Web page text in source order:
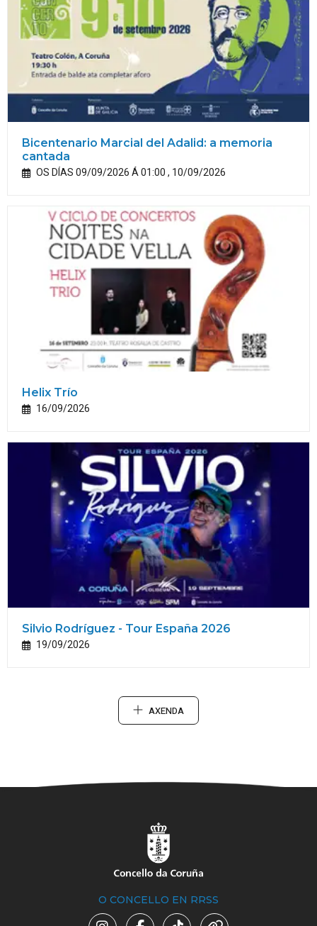
Bicentenario Marcial del Adalid: a memoria
cantada
OS DÍAS 09/09/2026 Á 01:00 , 10/09/2026
Helix Trío
16/09/2026
Silvio Rodríguez - Tour España 2026
19/09/2026
AXENDA
O CONCELLO EN RRSS